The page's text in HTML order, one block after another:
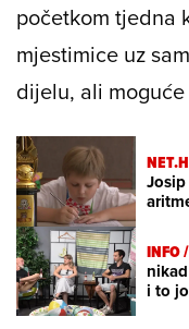
početkom tjedna
mjestimice uz
dijelu, ali
INFO /
i to